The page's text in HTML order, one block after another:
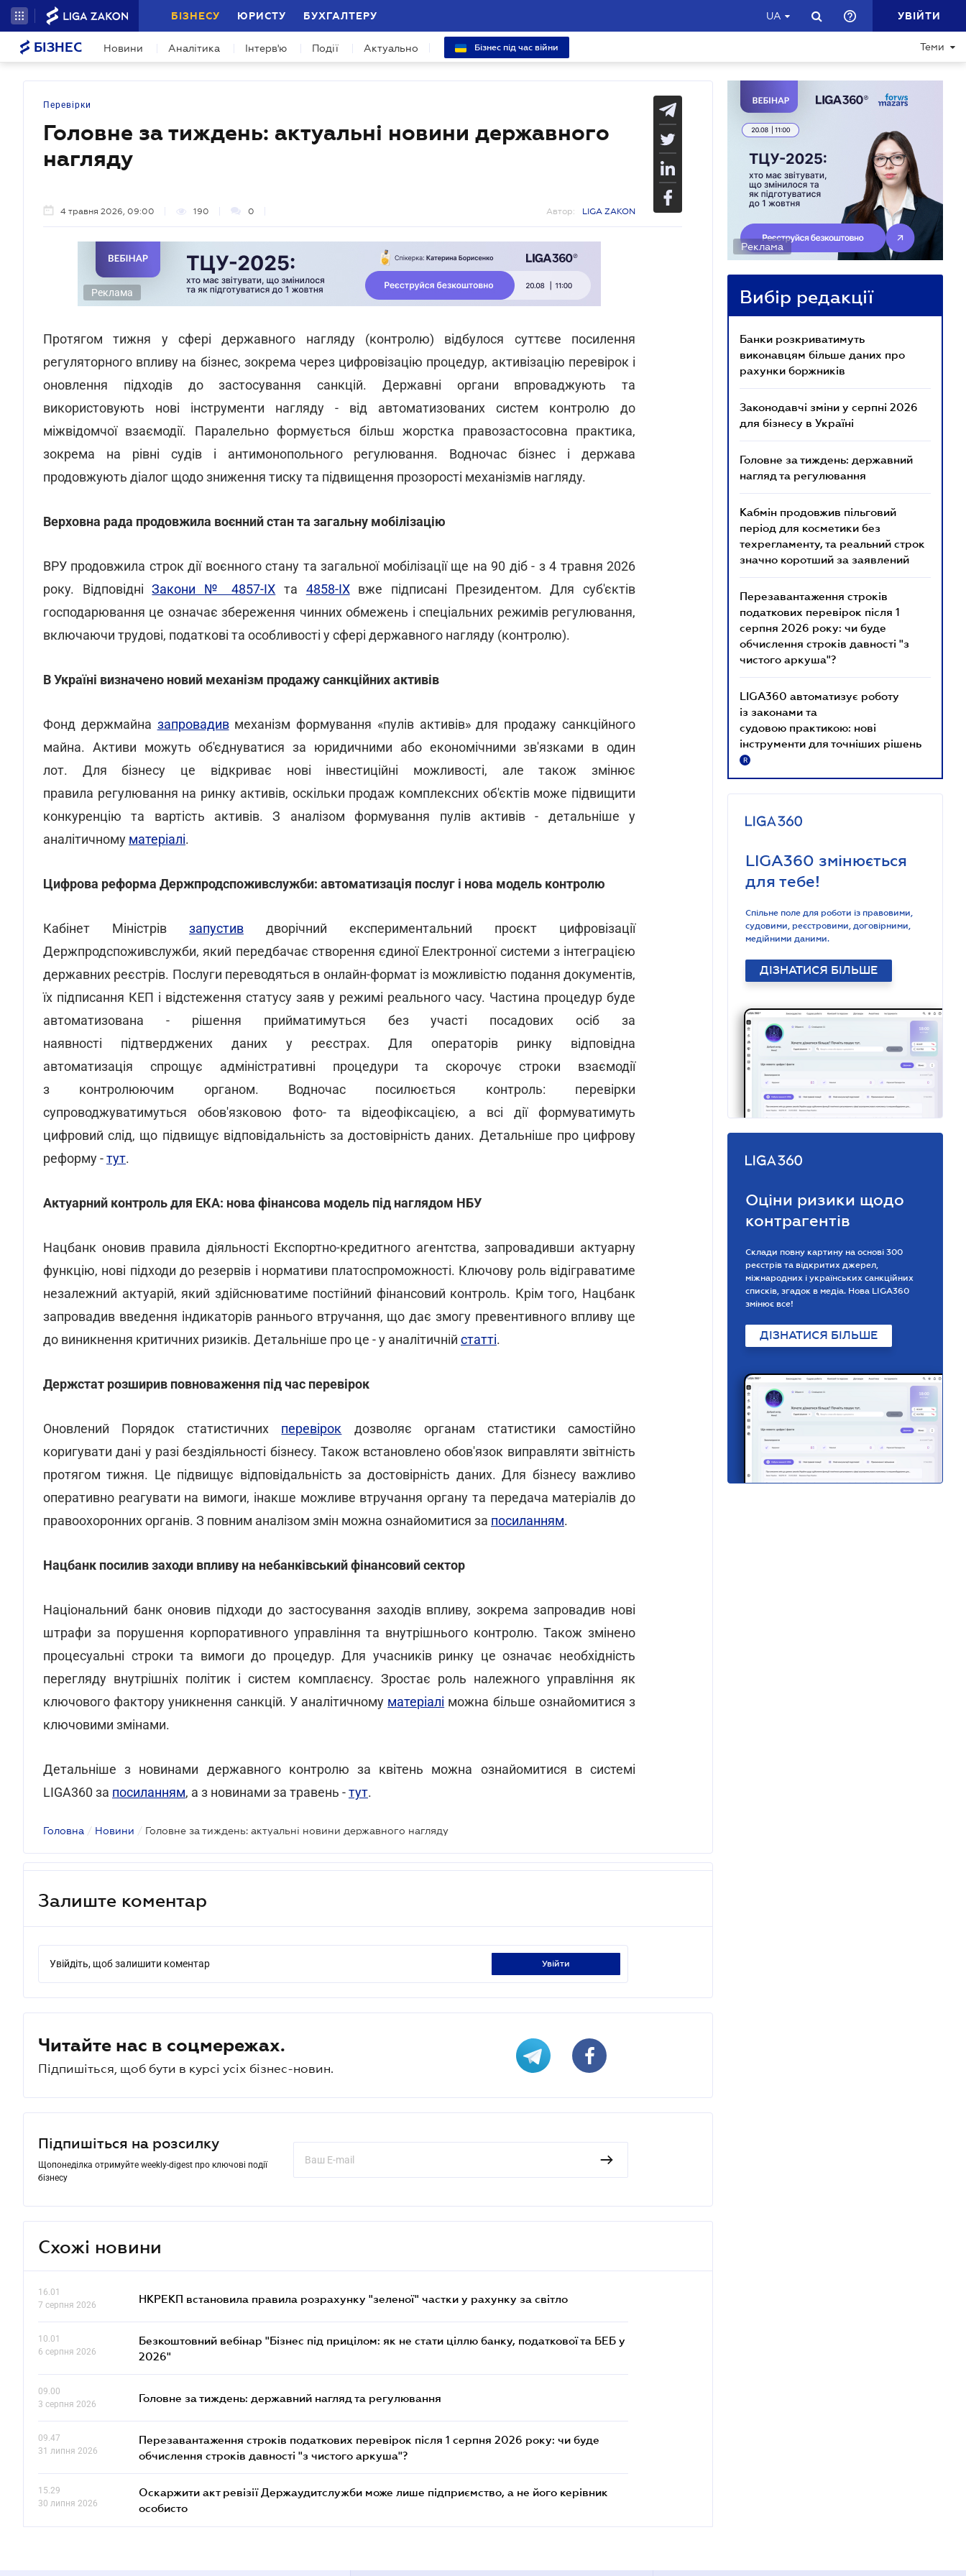
БІЗНЕСУ ЮРИСТУ БУХГАЛТЕРУ UA УВІЙТИ
БІЗНЕС Новини Аналітика Інтерв'ю Події Актуально Бізнес під час війни Теми
Перевірки
Головне за тиждень: актуальні новини державного
нагляду
4 травня 2026, 09:00 190 0 Автор: LIGA ZAKON
Реклама
Протягом тижня у сфері державного нагляду (контролю) відбулося суттєве посилення
регуляторного впливу на бізнес, зокрема через цифровізацію процедур, активізацію перевірок і
оновлення підходів до застосування санкцій. Державні органи впроваджують та
використовують нові інструменти нагляду - від автоматизованих систем контролю до
міжвідомчої взаємодії. Паралельно формується більш жорстка правозастосовна практика,
зокрема на рівні судів і антимонопольного регулювання. Водночас бізнес і держава
продовжують діалог щодо зниження тиску та підвищення прозорості механізмів нагляду.
Верховна рада продовжила воєнний стан та загальну мобілізацію
ВРУ продовжила строк дії воєнного стану та загальної мобілізації ще на 90 діб - з 4 травня 2026
року. ВідповідніЗакони № 4857-IX та 4858-IXвже підписані Президентом. Для суб'єктів
господарювання це означає збереження чинних обмежень і спеціальних режимів регулювання,
включаючи трудові, податкові та особливості у сфері державного нагляду (контролю).
В Україні визначено новий механізм продажу санкційних активів
Фонд держмайна запровадивмеханізм формування «пулів активів» для продажу санкційного
майна. Активи можуть об'єднуватися за юридичними або економічними зв'язками в один
лот. Для бізнесу це відкриває нові інвестиційні можливості, але також змінює
правила регулювання на ринку активів, оскільки продаж комплексних об'єктів може підвищити
конкуренцію та вартість активів. З аналізом формування пулів активів - детальніше у
аналітичному матеріалі.
Цифрова реформа Держпродспоживслужби: автоматизація послуг і нова модель контролю
Кабінет Міністрів запустив дворічний експериментальний проєкт цифровізації
Держпродспоживслужби, який передбачає створення єдиної Електронної системи з інтеграцією
державних реєстрів. Послуги переводяться в онлайн-формат із можливістю подання документів,
їх підписання КЕП і відстеження статусу заяв у режимі реального часу. Частина процедур буде
автоматизована - рішення прийматимуться без участі посадових осіб за
наявності підтверджених даних у реєстрах. Для операторів ринку відповідна
автоматизація спрощує адміністративні процедури та скорочує строки взаємодії
з контролюючим органом. Водночас посилюється контроль: перевірки
супроводжуватимуться обов'язковою фото- та відеофіксацією, а всі дії формуватимуть
цифровий слід, що підвищує відповідальність за достовірність даних. Детальніше про цифрову
реформу -тут.
Актуарний контроль для ЕКА: нова фінансова модель під наглядом НБУ
Нацбанк оновив правила діяльності Експортно-кредитного агентства, запровадивши актуарну
функцію, нові підходи до резервів і нормативи платоспроможності. Ключову роль відіграватиме
незалежний актуарій, який здійснюватиме постійний фінансовий контроль. Крім того, Нацбанк
запровадив введення індикаторів раннього втручання, що дає змогу превентивного впливу ще
до виникнення критичних ризиків. Детальніше про це - у аналітичній статті.
Держстат розширив повноваження під час перевірок
Оновлений Порядок статистичних перевірок дозволяє органам статистики самостійно
коригувати дані у разі бездіяльності бізнесу. Також встановлено обов'язок виправляти звітність
протягом тижня. Це підвищує відповідальність за достовірність даних. Для бізнесу важливо
оперативно реагувати на вимоги, інакше можливе втручання органу та передача матеріалів до
правоохоронних органів. З повним аналізом змін можна ознайомитися за посиланням.
Нацбанк посилив заходи впливу на небанківський фінансовий сектор
Національний банк оновив підходи до застосування заходів впливу, зокрема запровадив нові
штрафи за порушення корпоративного управління та внутрішнього контролю. Також змінено
процесуальні строки та вимоги до процедур. Для учасників ринку це означає необхідність
перегляду внутрішніх політик і систем комплаєнсу. Зростає роль належного управління як
ключового фактору уникнення санкцій. У аналітичному матеріалі можна більше ознайомитися з
ключовими змінами.
Детальніше з новинами державного контролю за квітень можна ознайомитися в системі
LIGA360 за посиланням, а з новинами за травень -тут.
Головна / Новини / Головне за тиждень: актуальні новини державного нагляду
Залиште коментар
Увійдіть, щоб залишити коментар увійти
Читайте нас в соцмережах.
Підпишіться, щоб бути в курсі усіх бізнес-новин.
Підпишіться на розсилку
Щопонеділка отримуйте weekly-digest про ключові події
бізнесу
Схожі новини
16.01
7 серпня 2026
НКРЕКП встановила правила розрахунку "зеленої" частки у рахунку за світло
10.01
6 серпня 2026
Безкоштовний вебінар "Бізнес під прицілом: як не стати ціллю банку, податкової та БЕБ у
2026"
09.00
3 серпня 2026
Головне за тиждень: державний нагляд та регулювання
09.47
31 липня 2026
Перезавантаження строків податкових перевірок після 1 серпня 2026 року: чи буде
обчислення строків давності "з чистого аркуша"?
15.29
30 липня 2026
Оскаржити акт ревізії Держаудитслужби може лише підприємство, а не його керівник
особисто
Реклама
Вибір редакції
Банки розкриватимуть
виконавцям більше даних про
рахунки боржників
Законодавчі зміни у серпні 2026
для бізнесу в Україні
Головне за тиждень: державний
нагляд та регулювання
Кабмін продовжив пільговий
період для косметики без
техрегламенту, та реальний строк
значно коротший за заявлений
Перезавантаження строків
податкових перевірок після 1
серпня 2026 року: чи буде
обчислення строків давності "з
чистого аркуша"?
LIGA360 автоматизує роботу
із законами та
судовою практикою: нові
інструменти для точніших рішень
R
LIGA360 змінюється
для тебе!
Спільне поле для роботи із правовими,
судовими, реєстровими, договірними,
медійними даними.
ДІЗНАТИСЯ БІЛЬШЕ
Оціни ризики щодо
контрагентів
Склади повну картину на основі 300
реєстрів та відкритих джерел,
міжнародних і українських санкційних
списків, згадок в медіа. Нова LIGA360
змінює все!
ДІЗНАТИСЯ БІЛЬШЕ